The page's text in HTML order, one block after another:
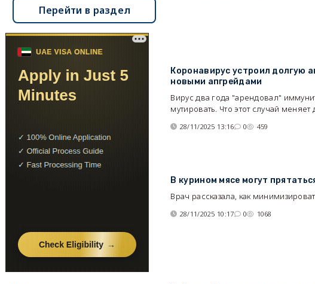
Коронавирус устроил долгую
новыми апгрейдами
Вирус два года "арендовал"
мутировать. Что этот случай
28/11/2025 13:16 0 459
В курином мясе могут
Врач рассказала, как
28/11/2025 10:17 0 1068
Перейти в раздел